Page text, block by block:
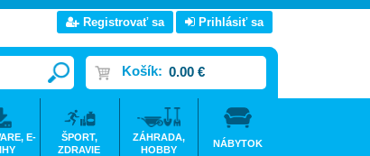
Registrovať sa Prihlásiť sa
Košík: 0.00 €
E-
ŠPORT,
ZDRAVIE
ZÁHRADA,
HOBBY
NÁBYTOK